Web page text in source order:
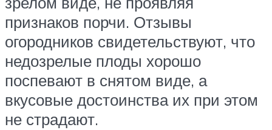
признаков порчи. Отзывы
огородников свидетельствуют, что
недозрелые плоды хорошо
поспевают в снятом виде, а
вкусовые достоинства их при этом
не страдают.